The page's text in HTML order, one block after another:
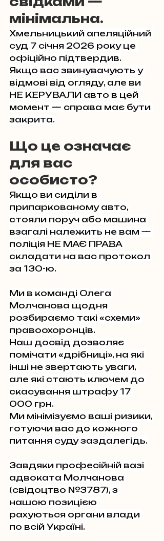
мінімальна.
Хмельницький апеляційний
суд 7 січня 2026 року це
офіційно підтвердив.
Якщо вас звинувачують у
відмові від огляду, але ви
НЕ КЕРУВАЛИ авто в цей
момент — справа має бути
закрита.
Що це означає
для вас
особисто?
Якщо ви сиділи в
припаркованому авто,
стояли поруч або машина
взагалі належить не вам —
поліція НЕ МАЄ ПРАВА
складати на вас протокол
за 130-ю.
Ми в команді Олега
Молчанова щодня
розбираємо такі «схеми»
правоохоронців.
Наш досвід дозволяє
помічати «дрібниці», на які
інші не звертають уваги,
але які стають ключем до
скасування штрафу 17
000 грн.
Ми мінімізуємо ваші ризики,
готуючи вас до кожного
питання суду заздалегідь.
Завдяки професійній вазі
адвоката Молчанова
(свідоцтво №3787), з
нашою позицією
рахуються органи влади
по всій Україні.